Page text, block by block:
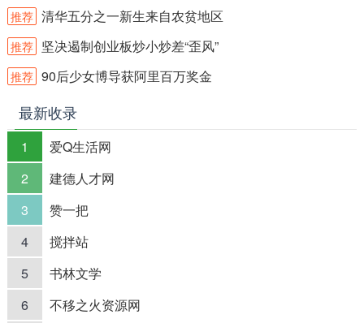
推荐 清华五分之一新生来自农贫地区
推荐 坚决遏制创业板炒小炒差“歪风”
推荐 90后少女博导获阿里百万奖金
最新收录
1
爱Q生活网
2
建德人才网
3
赞一把
4
搅拌站
5
书林文学
6
不移之火资源网